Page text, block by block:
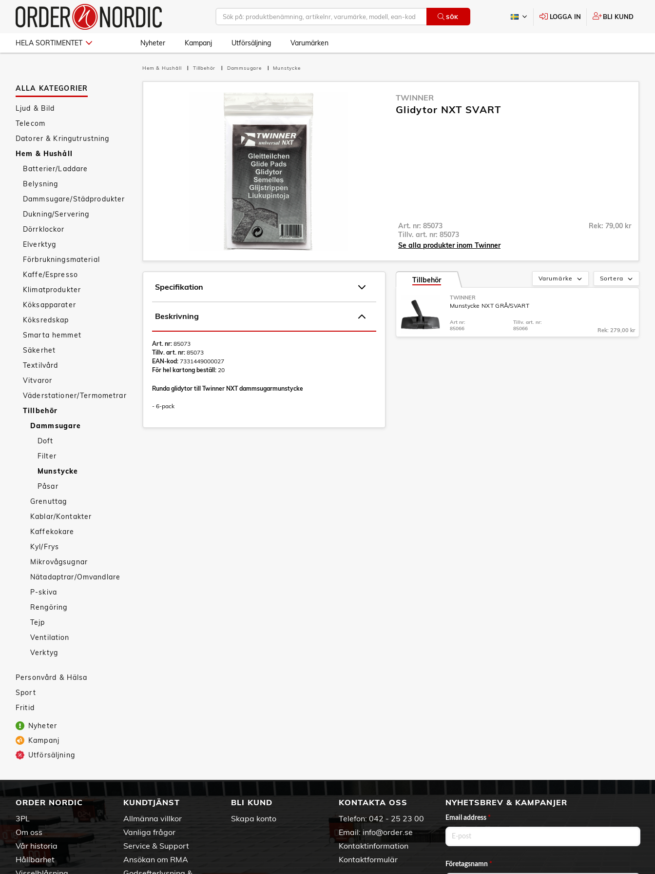
SÖK LOGGA IN BLI KUND
HELA SORTIMENTET Nyheter Kampanj Utförsäljning Varumärken
ALLA KATEGORIER
Ljud & Bild
Telecom
Datorer & Kringutrustning
Hem & Hushåll
Batterier/Laddare
Belysning
Dammsugare/Städprodukter
Dukning/Servering
Dörrklockor
Elverktyg
Förbrukningsmaterial
Kaffe/Espresso
Klimatprodukter
Köksapparater
Köksredskap
Smarta hemmet
Säkerhet
Textilvård
Vitvaror
Väderstationer/Termometrar
Tillbehör
Dammsugare
Doft
Filter
Munstycke
Påsar
Grenuttag
Kablar/Kontakter
Kaffekokare
Kyl/Frys
Mikrovågsugnar
Nätadaptrar/Omvandlare
P-skiva
Rengöring
Tejp
Ventilation
Verktyg
Personvård & Hälsa
Sport
Fritid
Nyheter
Kampanj
Utförsäljning
Hem & Hushåll Tillbehör Dammsugare Munstycke
TWINNER
Glidytor NXT SVART
Art. nr: 85073
Tillv. art. nr: 85073
Rek: 79,00 kr
Se alla produkter inom Twinner
Specifikation
Beskrivning
Art. nr: 85073
Tillv. art. nr: 85073
EAN-kod: 7331449000027
För hel kartong beställ: 20
Runda glidytor till Twinner NXT dammsugarmunstycke
- 6-pack
Sortera
Varumärke
Tillbehör
TWINNER
Munstycke NXT GRÅ/SVART
Art nr:
85066
Tillv. art. nr:
85066
Rek: 279,00 kr
ORDER NORDIC
3PL
Om oss
Vår historia
Hållbarhet
KUNDTJÄNST
Allmänna villkor
Vanliga frågor
Service & Support
Ansökan om RMA
BLI KUND
Skapa konto
KONTAKTA OSS
Telefon: 042 - 25 23 00
Email: info@order.se
Kontaktinformation
Kontaktformulär
NYHETSBREV & KAMPANJER
Email address *
Företagsnamn *